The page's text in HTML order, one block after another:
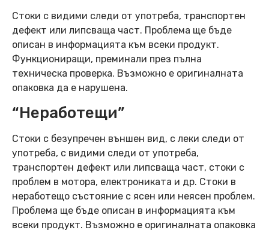
Стоки с видими следи от употреба, транспортен
дефект или липсваща част. Проблема ще бъде
описан в информацията към всеки продукт.
Функциониращи, преминали през пълна
техническа проверка. Възможно е оригиналната
опаковка да е нарушена.
“Неработещи”
Стоки с безупречен външен вид, с леки следи от
употреба, с видими следи от употреба,
транспортен дефект или липсваща част, стоки с
проблем в мотора, електрониката и др. Стоки в
неработещо състояние с ясен или неясен проблем.
Проблема ще бъде описан в информацията към
всеки продукт. Възможно е оригиналната опаковка